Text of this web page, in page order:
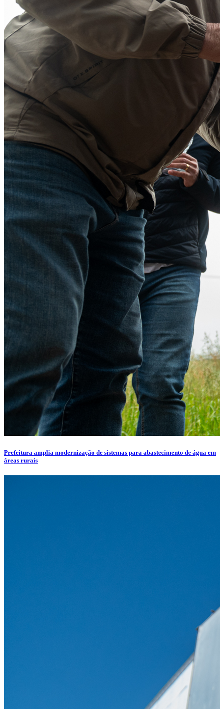
Prefeitura amplia modernização de sistemas para abastecimento de água em
áreas rurais